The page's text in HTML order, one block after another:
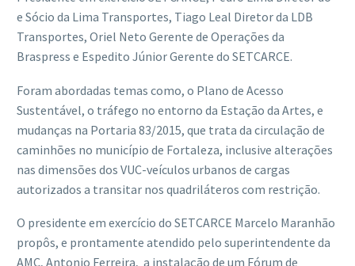
e Sócio da Lima Transportes, Tiago Leal Diretor da LDB
Transportes, Oriel Neto Gerente de Operações da
Braspress e Espedito Júnior Gerente do SETCARCE.
Foram abordadas temas como, o Plano de Acesso
Sustentável, o tráfego no entorno da Estação da Artes, e
mudanças na Portaria 83/2015, que trata da circulação de
caminhões no município de Fortaleza, inclusive alterações
nas dimensões dos VUC-veículos urbanos de cargas
autorizados a transitar nos quadriláteros com restrição.
O presidente em exercício do SETCARCE Marcelo Maranhão
propôs, e prontamente atendido pelo superintendente da
AMC, Antonio Ferreira, a instalação de um Fórum de